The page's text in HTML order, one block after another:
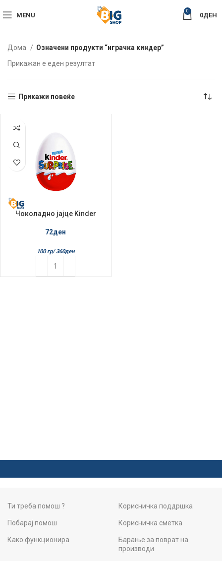
MENU
0
0ДЕН
Дома
Означени продукти “играчка киндер”
Прикажан е еден резултат
Прикажи повеќе
Чоколадно јајце Kinder
72ден
100 гр/ 360ден
Ти треба помош ?
Побарај помош
Како функционира
Корисничка поддршка
Корисничка сметка
Барање за поврат на
производи